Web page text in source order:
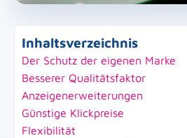
Inhaltsverzeichnis
Der Schutz der eigenen Marke
Besserer Qualitätsfaktor
Anzeigenerweiterungen
Günstige Klickpreise
Flexibilität